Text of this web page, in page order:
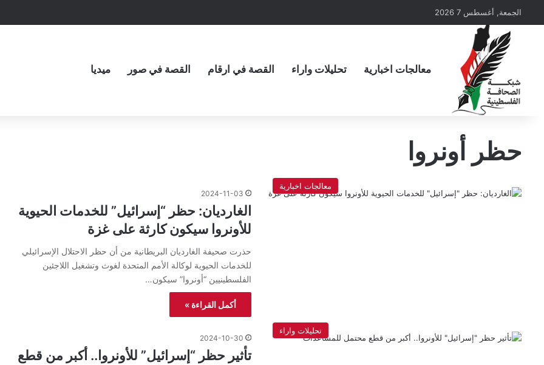
الجمعة, أغسطس 7 2026
معالجات اخبارية تحليلات واراء القصة في ارقام القصة في صور ميديا
حظر أونروا
معالجات اخبارية
2024-11-03
الغارديان: حظر “إسرائيل” للخدمات الحيوية
للأونروا سيكون كارثة على غزة
حذرت صحيفة الغارديان البريطانية من أن حظر الاحتلال الإسرائيلي
للخدمات الحيوية لوكالة الأمم المتحدة لغوث وتشغيل اللاجئين
الفلسطينيين “أونروا” سيكون…
أكمل القراءة »
تحليلات واراء
2024-10-30
تأثير حظر “إسرائيل” للأونروا.. أكبر من قطع